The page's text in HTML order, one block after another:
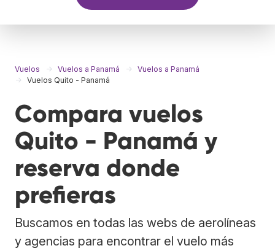
Vuelos Vuelos a Panamá
Vuelos a Panamá
Vuelos Quito - Panamá
Compara vuelos
Quito - Panamá y
reserva donde
prefieras
Buscamos en todas las webs de aerolíneas
y agencias para encontrar el vuelo más